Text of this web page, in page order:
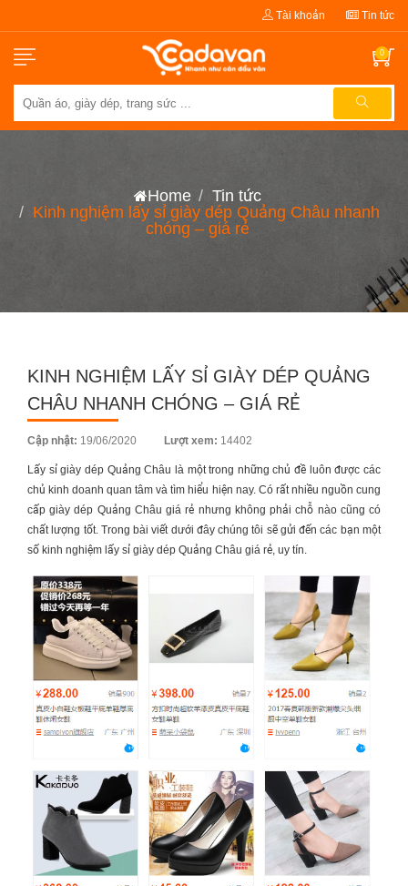
Tài khoản Tin tức
0
Home
Tin tức
Kinh nghiệm lấy sỉ giày dép Quảng Châu nhanh
chóng – giá rẻ
KINH NGHIỆM LẤY SỈ GIÀY DÉP QUẢNG
CHÂU NHANH CHÓNG – GIÁ RẺ
Cập nhật: Posted
19/06/2020 Lượt xem: 14402
Lấy sỉ giày dép Quảng Châu là một trong những chủ đề luôn được các
chủ kinh doanh quan tâm và tìm hiểu hiện nay. Có rất nhiều nguồn cung
cấp giày dép Quảng Châu giá rẻ nhưng không phải chỗ nào cũng có
chất lượng tốt. Trong bài viết dưới đây chúng tôi sẽ gửi đến các bạn một
số kinh nghiệm lấy sỉ giày dép Quảng Châu giá rẻ, uy tín.